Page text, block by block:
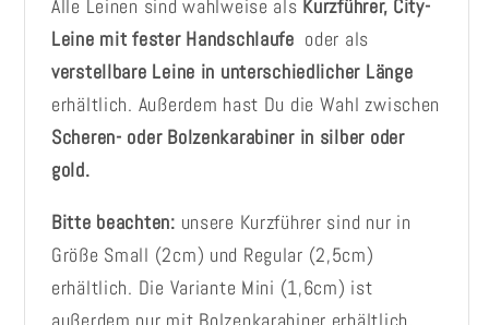
Alle Leinen sind wahlweise als Kurzführer, City-
Leine mit fester Handschlaufe oder als
verstellbare Leine in unterschiedlicher Länge
erhältlich. Außerdem hast Du die Wahl zwischen
Scheren- oder Bolzenkarabiner in silber oder
gold.
Bitte beachten: unsere Kurzführer sind nur in
Größe Small (2cm) und Regular (2,5cm)
erhältlich. Die Variante Mini (1,6cm) ist